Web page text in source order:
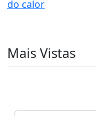
do calor
Mais Vistas